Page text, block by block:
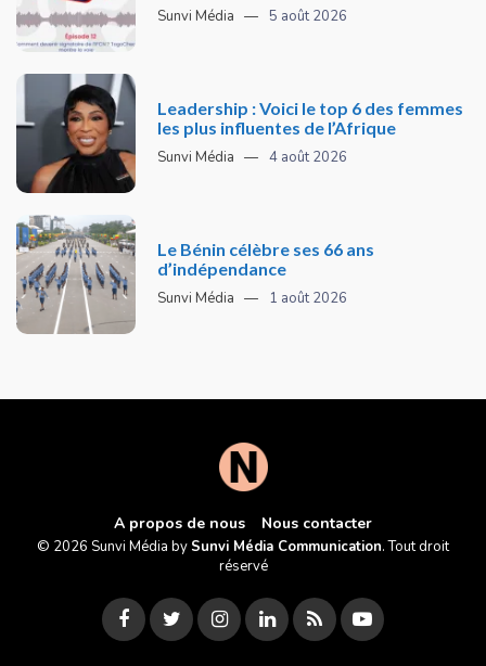
Sunvi Média 5 août 2026
Leadership : Voici le top 6 des femmes
les plus influentes de l’Afrique
Sunvi Média 4 août 2026
Le Bénin célèbre ses 66 ans
d’indépendance
Sunvi Média 1 août 2026
A propos de nous Nous contacter
© 2026 Sunvi Média by Sunvi Média Communication. Tout droit
réservé